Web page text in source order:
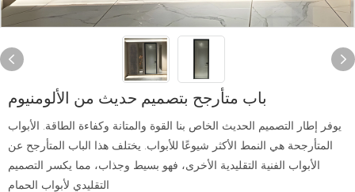
باب متأرجح بتصميم حديث من الألومنيوم
يوفر إطار التصميم الحديث الخاص بنا القوة والمتانة وكفاءة الطاقة. الأبواب
المتأرجحة هي النمط الأكثر شيوعًا للأبواب. يختلف هذا الباب المتأرجح عن
الأبواب الفنية التقليدية الأخرى، فهو بسيط وجذاب، مما يكسر التصميم
التقليدي لأبواب الحمام